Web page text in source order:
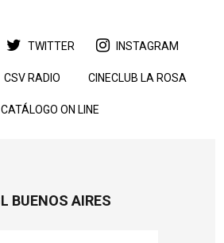
TWITTER INSTAGRAM
CSV RADIO CINECLUB LA ROSA
CATÁLOGO ON LINE
BUENOS AIRES